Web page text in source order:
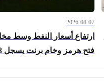
2026-08-07
ارتفاع أسعار النفط وسط
فتح هرمز وخام برنت يسجل 83.48 دولار للبرميل